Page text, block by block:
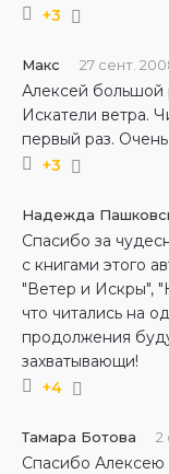
+3
Макс 27 сент.
Алексей большой
Искатели ветра.
первый раз.
+3
Надежда
Спасибо за
с книгами этого
"Ветер и Искры",
что читались на
продолжения
захватывающи!
+4
Тамара Ботова 2
Спасибо Алексею